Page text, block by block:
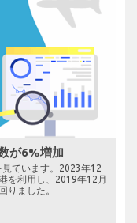
が6%増加
ています。2023年12
を利用し、2019年12月
りました。